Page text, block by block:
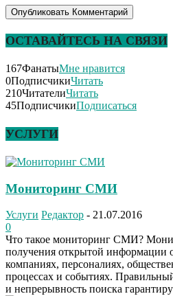
ОСТАВАЙТЕСЬ НА СВЯЗИ
167ФанатыМне нравится
0ПодписчикиЧитать
210ЧитателиЧитать
45ПодписчикиПодписаться
УСЛУГИ
Мониторинг СМИ
Услуги Редактор - 21.07.2016
0
Что такое мониторинг СМИ?
получения открытой информации
компаниях, персоналиях,
процессах и событиях.
и непрерывность поиска